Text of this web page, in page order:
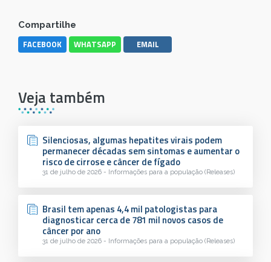
Compartilhe
FACEBOOK WHATSAPP EMAIL
Veja também
Silenciosas, algumas hepatites virais podem
permanecer décadas sem sintomas e aumentar o
risco de cirrose e câncer de fígado
31 de julho de 2026 - Informações para a população (Releases)
Brasil tem apenas 4,4 mil patologistas para
diagnosticar cerca de 781 mil novos casos de
câncer por ano
31 de julho de 2026 - Informações para a população (Releases)